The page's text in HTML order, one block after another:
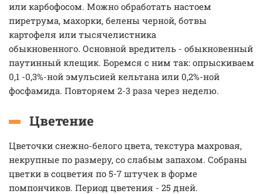
или карбофосом. Можно обработать настоем
пиретрума, махорки, белены черной, ботвы
картофеля или тысячелистника
обыкновенного. Основной вредитель - обыкновенный
паутинный клещик. Боремся с ним так: опрыскиваем
0,1 -0,3%-ной эмульсией кельтана или 0,2%-ной
фосфамида. Повторяем 2-3 раза через неделю.
Цветение
Цветочки снежно-белого цвета, текстура махровая,
некрупные по размеру, со слабым запахом. Собраны
цветки в соцветия по 5-7 штучек в форме
помпончиков. Период цветения - 25 дней.